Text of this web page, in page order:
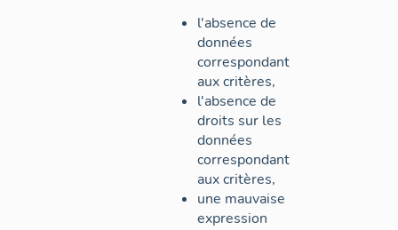
l'absence de
données
correspondant
aux critères,
l'absence de
droits sur les
données
correspondant
aux critères,
une mauvaise
expression